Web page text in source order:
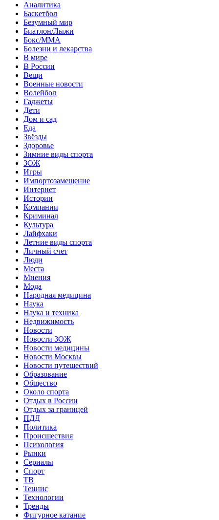
Аналитика
Баскетбол
Безумный мир
Биатлон/Лыжи
Бокс/MMA
Болезни и лекарства
В мире
В России
Вещи
Военные новости
Волейбол
Гаджеты
Дети
Дом и сад
Еда
Звёзды
Здоровье
Зимние виды спорта
ЗОЖ
Игры
Импортозамещение
Интернет
Истории
Компании
Криминал
Культура
Лайфхаки
Летние виды спорта
Личный счет
Люди
Места
Мнения
Мода
Народная медицина
Наука
Наука и техника
Недвижимость
Новости
Новости ЗОЖ
Новости медицины
Новости Москвы
Новости путешествий
Образование
Общество
Около спорта
Отдых в России
Отдых за границей
ПДД
Политика
Происшествия
Психология
Рынки
Сериалы
Спорт
ТВ
Теннис
Технологии
Тренды
Фигурное катание